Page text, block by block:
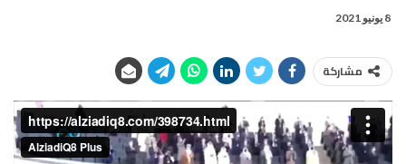
8 يونيو 2021
مشاركة